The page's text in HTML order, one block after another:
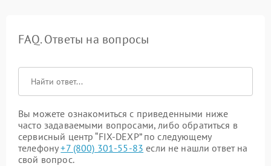
FAQ. Ответы на вопросы
Вы можете ознакомиться с приведенными ниже
часто задаваемыми вопросами, либо обратиться в
сервисный центр “FIX-DEXP” по следующему
телефону+7 (800) 301-55-83 если не нашли ответ на
свой вопрос.